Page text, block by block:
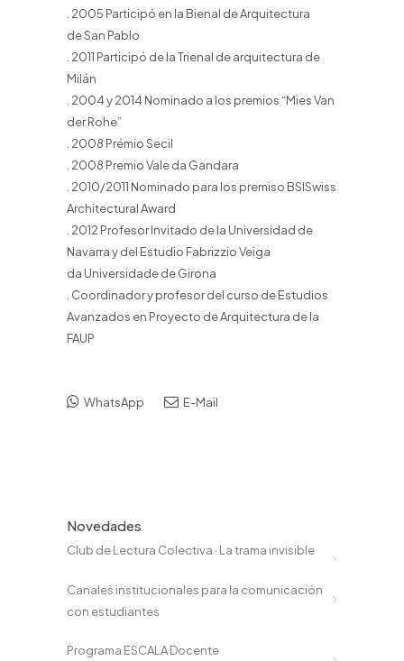
. 2005 Participó en la Bienal de Arquitectura
de San Pablo
. 2011 Participó de la Trienal de arquitectura de
Milán
. 2004 y 2014 Nominado a los premios “Mies Van
der Rohe”
. 2008 Prémio Secil
. 2008 Premio Vale da Gandara
. 2010/2011 Nominado para los premiso BSISwiss
Architectural Award
. 2012 Profesor Invitado de la Universidad de
Navarra y del Estudio Fabrizzio Veiga
da Universidade de Girona
. Coordinador y profesor del curso de Estudios
Avanzados en Proyecto de Arquitectura de la
FAUP
WhatsApp E-Mail
Novedades
Club de Lectura Colectiva · La trama invisible
Canales institucionales para la comunicación
con estudiantes
Programa ESCALA Docente